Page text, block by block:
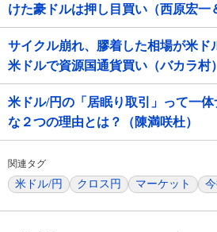
けた豪ドルは押し目買い（西原宏一
サイクル崩れ、膠着した相場が米ド
米ドルで資源国通貨買い（バカラ村）
米ドル/円の「居眠り取引」って一
な２つの理由とは？（陳満咲杜）
関連タグ
米ドル/円 クロス円 マーケット